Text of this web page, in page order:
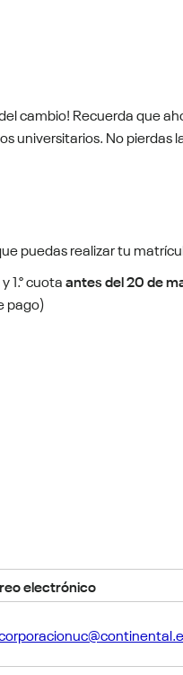
cambio! Recuerda que
universitarios. No
puedas realizar tu
1.° cuotaantes del 20 de
pago)
electrónico